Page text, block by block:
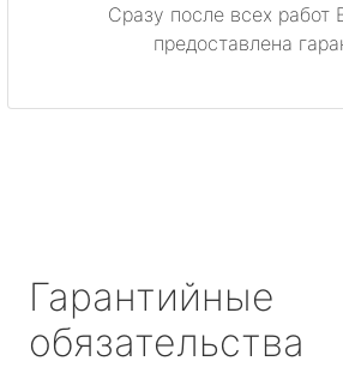
Сразу после всех работ
предоставлена
Гарантийные
обязательства